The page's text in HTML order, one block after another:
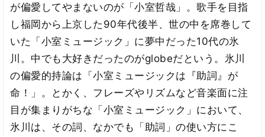
が偏愛してやまないのが「小室哲哉」。歌手を目指
し福岡から上京した90年代後半、世の中を席巻して
いた「小室ミュージック」に夢中だった10代の氷
川。中でも大好きだったのがglobeだという。氷川
の偏愛的持論は「小室ミュージックは『助詞』が
命！」。とかく、フレーズやリズムなど音楽面に注
目が集まりがちな「小室ミュージック」において、
氷川は、その詞、なかでも「助詞」の使い方にこ